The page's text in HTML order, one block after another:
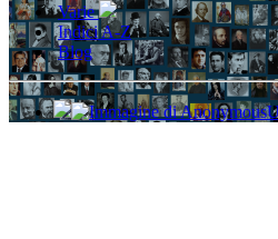
Varie
Indici A-Z
Blog